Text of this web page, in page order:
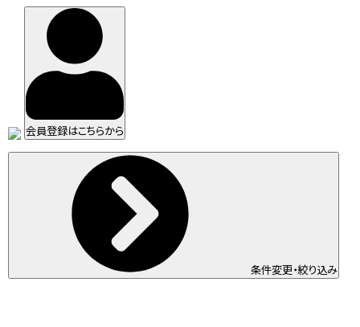
会員登録はこちらから
条件変更・絞り込み